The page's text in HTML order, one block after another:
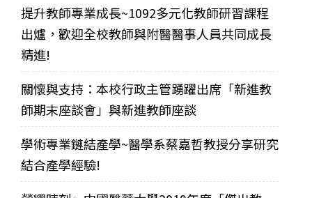
提升教師專業成長~1092多元化教師研習課程
出爐，歡迎全校教師與附醫醫事人員共同成長
精進!
關懷與支持：本校行政主管踴躍出席「新進教
師期末座談會」與新進教師座談
學術專業鏈結產學~醫學系蔡嘉哲教授分享研究
結合產學經驗!